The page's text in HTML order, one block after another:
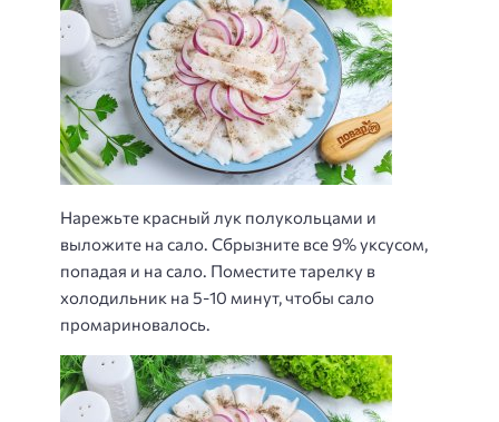
Нарежьте красный лук полукольцами и
выложите на сало. Сбрызните все 9% уксусом,
попадая и на сало. Поместите тарелку в
холодильник на 5-10 минут, чтобы сало
промариновалось.